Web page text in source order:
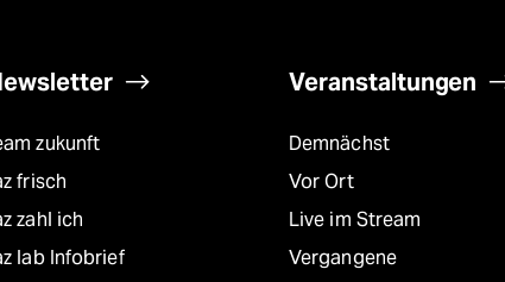
zukunft
frisch
zahl ich
lab Infobrief
Veranstaltungen
Demnächst
Vor Ort
Live im Stream
Vergangene